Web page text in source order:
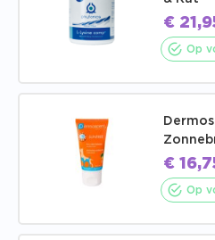
€
Op
€
Op